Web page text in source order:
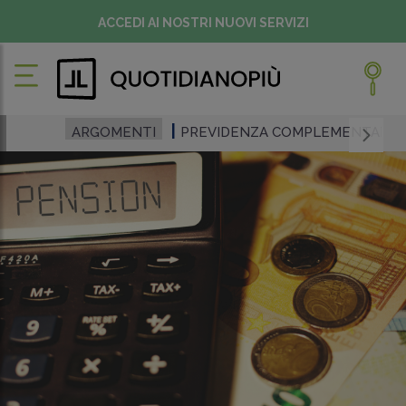
ACCEDI AI NOSTRI NUOVI SERVIZI
ARGOMENTI PREVIDENZA COMPLEMENTARE